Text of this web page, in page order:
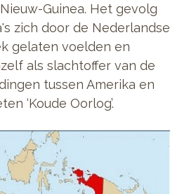
Guinea. Het gevolg
zich door de Nederlandse
gelaten voelden en
als slachtoffer van de
tussen Amerika en
‘Koude Oorlog’.